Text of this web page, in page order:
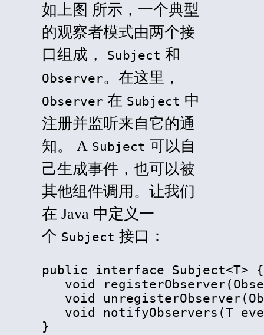
如上图 所示，一个典型
的观察者模式由两个接
口组成，
Subject 和
Observer。在这里，
Observer 在 Subject 中
注册并监听来自它的通
知。 A Subject 可以自
己生成事件，也可以被
其他组件调用。让我们
在 Java 中定义一
个 Subject 接口：
public interface Subject<T> {
void
void
void notifyObservers(T
}